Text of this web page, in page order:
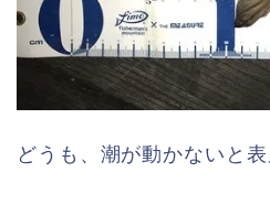
どうも、潮が動かないと